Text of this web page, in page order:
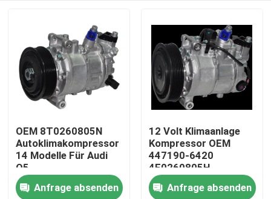
OEM 8T0260805N
Autoklimakompressor
14 Modelle Für Audi
Q5
Anfrage absenden
12 Volt Klimaanlage
Kompressor OEM
447190-6420
4F0260805H
4F0260805AF Für ein
Audi A6 20
Anfrage absenden